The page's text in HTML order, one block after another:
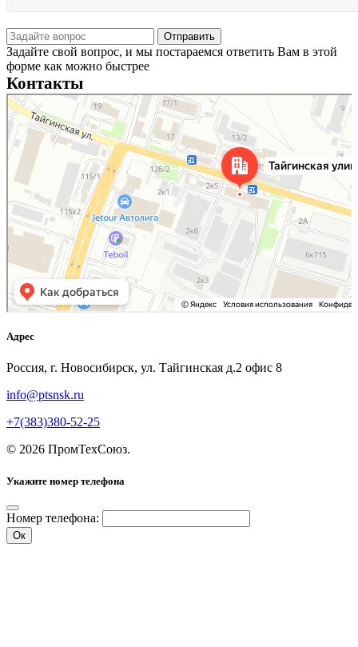
Задайте свой вопрос, и мы постараемся ответить Вам в этой
форме как можно быстрее
Контакты
Новосибирск
Тайгинская улица, 2 на карте Новосибирска — Яндекс Карты
Адрес
Россия, г. Новосибирск, ул. Тайгинская д.2 офис 8
info@ptsnsk.ru
+7(383)380-52-25
© 2026 ПромТехСоюз.
Укажите номер телефона
Номер телефона:
Ок